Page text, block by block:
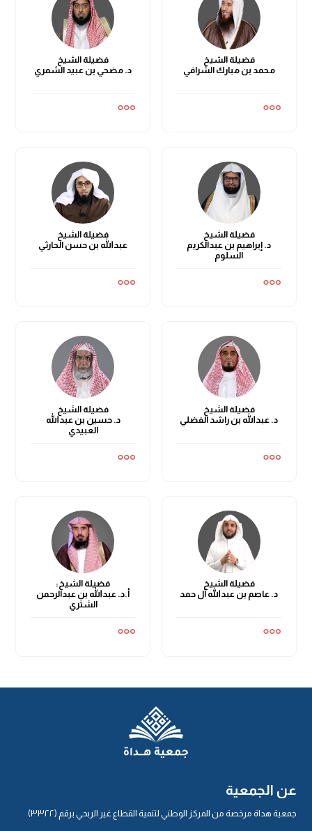
فضيلة الشيخ
محمد بن مبارك الشرافي
فضيلة الشيخ
د. مضحي بن عبيد الشمري
فضيلة الشيخ
د. إبراهيم بن عبدالكريم
السلوم
فضيلة الشيخ
عبدالله بن حسن الحارثي
فضيلة الشيخ
د. عبدالله بن راشد الفضلي
فضيلة الشيخ
د. حسين بن عبدالله
العبيدي
فضيلة الشيخ
د. عاصم بن عبدالله آل حمد
فضيلة الشيخ:
أ.د. عبدالله بن عبدالرحمن
الشثري
عن الجمعية
جمعية هداة مرخصة من المركز الوطني لتنمية القطاع غير الربحي برقم (٣٣٢٢)